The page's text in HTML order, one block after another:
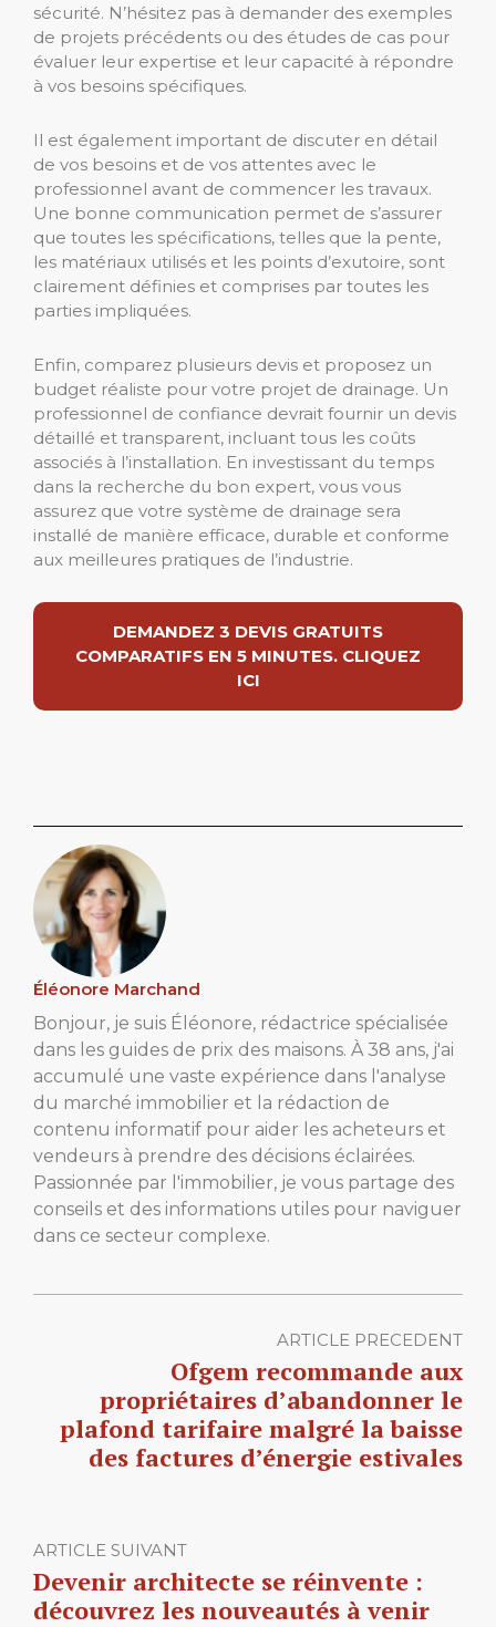
sécurité. N’hésitez pas à demander des exemples
de projets précédents ou des études de cas pour
évaluer leur expertise et leur capacité à répondre
à vos besoins spécifiques.
Il est également important de discuter en détail
de vos besoins et de vos attentes avec le
professionnel avant de commencer les travaux.
Une bonne communication permet de s’assurer
que toutes les spécifications, telles que la pente,
les matériaux utilisés et les points d’exutoire, sont
clairement définies et comprises par toutes les
parties impliquées.
Enfin, comparez plusieurs devis et proposez un
budget réaliste pour votre projet de drainage. Un
professionnel de confiance devrait fournir un devis
détaillé et transparent, incluant tous les coûts
associés à l’installation. En investissant du temps
dans la recherche du bon expert, vous vous
assurez que votre système de drainage sera
installé de manière efficace, durable et conforme
aux meilleures pratiques de l’industrie.
DEMANDEZ 3 DEVIS GRATUITS
COMPARATIFS EN 5 MINUTES. CLIQUEZ
ICI
Éléonore Marchand
Bonjour, je suis Éléonore, rédactrice spécialisée
dans les guides de prix des maisons. À 38 ans, j'ai
accumulé une vaste expérience dans l'analyse
du marché immobilier et la rédaction de
contenu informatif pour aider les acheteurs et
vendeurs à prendre des décisions éclairées.
Passionnée par l'immobilier, je vous partage des
conseils et des informations utiles pour naviguer
dans ce secteur complexe.
ARTICLE PRECEDENT
Ofgem recommande aux
propriétaires d’abandonner le
plafond tarifaire malgré la baisse
des factures d’énergie estivales
ARTICLE SUIVANT
Devenir architecte se réinvente :
découvrez les nouveautés à venir